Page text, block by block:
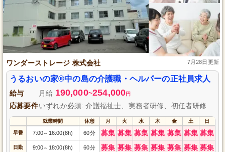
ワンダーストレージ 株式会社 7月28日更新
うるおいの家®中の島の介護職・ヘルパーの正社員求人
給与 月給 190,000~254,000円
応募要件いずれか必須: 介護福祉士、実務者研修、初任者研修
就業時間 休憩 月 火 水 木 金 土 日
早番 7:00～ 16:00(8h) 60分 募集 募集 募集 募集 募集 募集 募集
日勤 9:00～ 18:00(8h) 60分 募集 募集 募集 募集 募集 募集 募集